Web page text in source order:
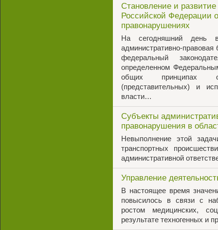
Становление и развитие
Российской Федерации
правонарушениях
На сегодняшний день
административно-
федеральный
определенном
общих принципах
(представительных) и
власти…
Субъекты
правонарушения в
Невыполнение этой
транспортных
административной
Управление
В настоящее время
повысилось в связи с
ростом медицинских,
результате техногенных и